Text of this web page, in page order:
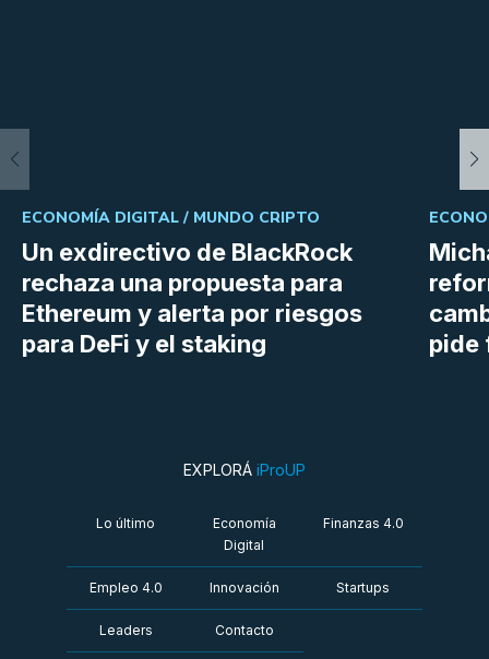
Un exdirectivo de BlackRock
rechaza una propuesta para
Ethereum y alerta por riesgos
para DeFi y el staking
ECONOMÍA DIGITAL / MUNDO CRIPTO
pide
EXPLORÁ iProUP
Lo último
Economía
Digital
Finanzas 4.0
Empleo 4.0 Innovación Startups
Leaders Contacto